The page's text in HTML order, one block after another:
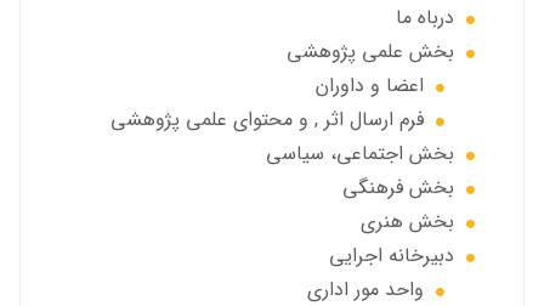
درباه ما
بخش علمی پژوهشی
اعضا و داوران
فرم ارسال اثر , و محتوای علمی پژوهشی
بخش اجتماعی، سياسي
بخش فرهنگی
بخش هنری
دبیرخانه اجرایی
واحد مور اداری